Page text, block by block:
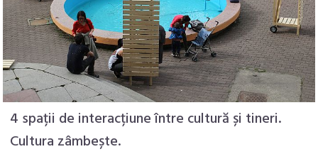
4 spații de interacțiune între cultură și tineri.
Cultura zâmbește.